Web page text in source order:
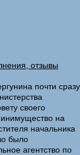
отзывы
почти сразу
своего
на
начальника
было
агентство по